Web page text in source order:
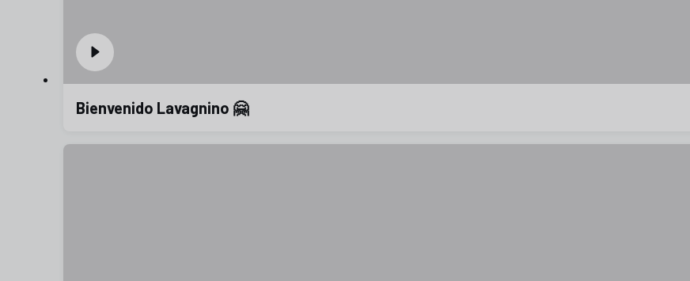
Bienvenido Lavagnino 🤗